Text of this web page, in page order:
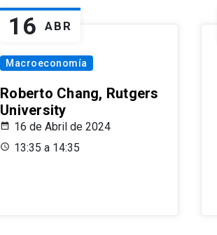
16 ABR
Macroeconomía
Roberto Chang, Rutgers
University
16 de Abril de 2024
13:35 a 14:35